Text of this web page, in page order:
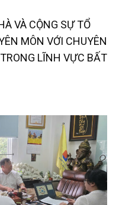
VÀ CỘNG SỰ TỔ
MÔN VỚI CHUYÊN
LĨNH VỰC BẤT